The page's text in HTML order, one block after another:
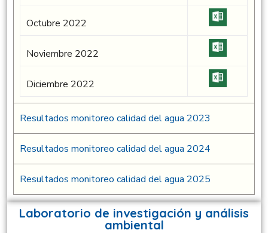
Octubre 2022
Noviembre 2022
Diciembre 2022
Resultados monitoreo calidad del agua 2023
Resultados monitoreo calidad del agua 2024
Resultados monitoreo calidad del agua 2025
Laboratorio de investigación y análisis
ambiental